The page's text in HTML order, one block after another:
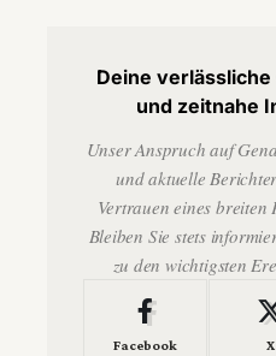
Deine
und zeitnahe
Unser Anspruch auf
und aktuelle
Vertrauen eines breiten
Bleiben Sie stets
zu den wichtigsten
Facebook X